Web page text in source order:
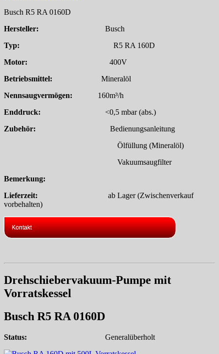
Busch R5 RA 0160D
Hersteller: Busch
Typ: R5 RA 160D
Motor: 400V
Betriebsmittel: Mineralöl
Nennsaugvermögen:
160m³/h
Enddruck: <0,5 mbar (abs.)
Zubehör:
Bedienungsanleitung
Ölfüllung (Mineralöl)
Vakuumsaugfilter
Bemerkung:
Lieferzeit: ab Lager (Zwischenverkauf
vorbehalten)
Kontakt
Drehschiebervakuum-Pumpe mit
Vorratskessel
Busch R5 RA 0160D
Status: Generalüberholt